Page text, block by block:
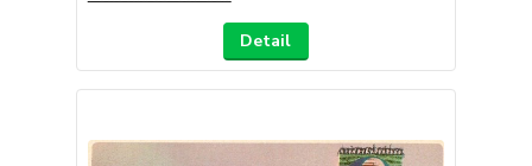
Detail